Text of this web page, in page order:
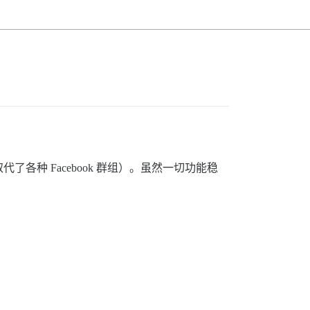
了各种 Facebook 群组）。虽然一切功能稳